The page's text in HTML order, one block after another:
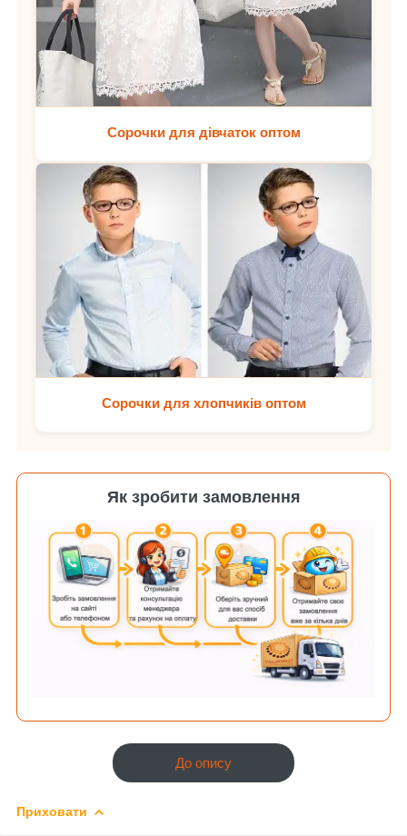
Сорочки для дівчаток оптом
Сорочки для хлопчиків оптом
Як зробити замовлення
До опису
Приховати